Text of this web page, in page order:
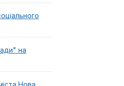
на
Нова